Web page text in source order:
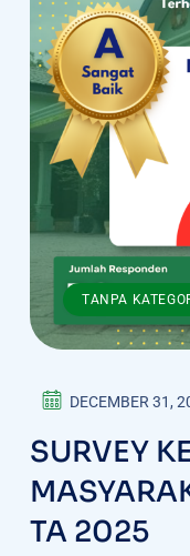
TANPA
DECEMBER 31,
SURVEY
TA 2025